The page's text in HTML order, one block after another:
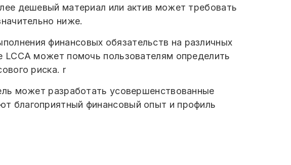
дешевый материал или актив может требовать
ниже.
финансовых обязательств на различных
LCCA может помочь пользователям определить
риска. r
может разработать усовершенствованные
благоприятный финансовый опыт и профиль